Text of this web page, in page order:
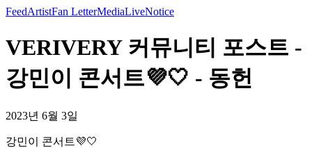
FeedArtistFan LetterMediaLiveNotice
VERIVERY 커뮤니티 포스트 -
강민이 콘서트💜🤍 - 동헌
2023년 6월 3일
강민이 콘서트💜🤍